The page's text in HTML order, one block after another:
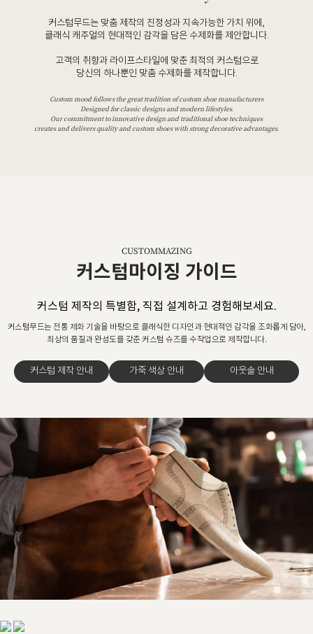
커스텀무드는 맞춤 제작의 진정성과 지속가능한 가치 위에,
클래식 캐주얼의 현대적인 감각을 담은 수제화를 제안합니다.
고객의 취향과 라이프스타일에 맞춘 최적의 커스텀으로
당신의 하나뿐인 맞춤 수제화를 제작합니다.
Custom mood follows the great tradition of custom shoe manufacturers
Designed for classic designs and modern lifestyles.
Our commitment to innovative design and traditional shoe techniques
creates and delivers quality and custom shoes with strong decorative advantages.
CUSTOMMAZING
커스텀마이징 가이드
커스텀 제작의 특별함, 직접 설계하고 경험해보세요.
커스텀무드는 전통 제화 기술을 바탕으로 클래식한 디자인과 현대적인 감각을 조화롭게 담아,
최상의 품질과 완성도를 갖춘 커스텀 슈즈를 수작업으로 제작합니다.
커스텀 제작 안내 가죽 색상 안내 아웃솔 안내